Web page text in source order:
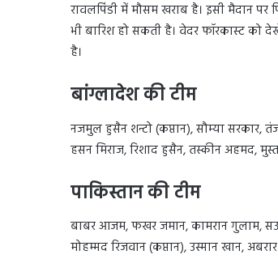
रावलपिंडी में मौसम खराब है। इसी मैदान
भी बारिश हो सकती है। वेदर फॉरकास्ट को
है।
बांग्लादेश की टीम
नजमुल हुसैन शन्टो (कप्तान), सौम्या सरकार,
हसन मिराज, रिशाद हुसैन, तस्कीन अहमद,
पाकिस्तान की टीम
बाबर आजम, फखर जमान, कामरान गुलाम,
मोहम्मद रिजवान (कप्तान), उस्मान खान,